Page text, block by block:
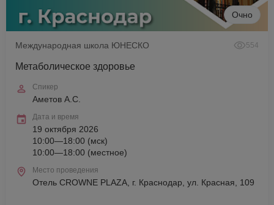
Очно
Международная школа ЮНЕСКО 554
Метаболическое здоровье
Спикер
Аметов А.С.
Дата и время
19 октября 2026
10:00—18:00 (мск)
10:00—18:00 (местное)
Место проведения
Отель CROWNE PLAZA, г. Краснодар, ул. Красная, 109